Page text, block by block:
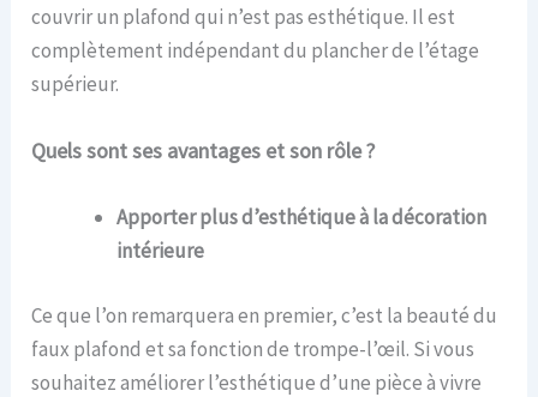
couvrir un plafond qui n’est pas esthétique. Il est
complètement indépendant du plancher de l’étage
supérieur.
Quels sont ses avantages et son rôle ?
Apporter plus d’esthétique à la décoration
intérieure
Ce que l’on remarquera en premier, c’est la beauté du
faux plafond et sa fonction de trompe-l’œil. Si vous
souhaitez améliorer l’esthétique d’une pièce à vivre